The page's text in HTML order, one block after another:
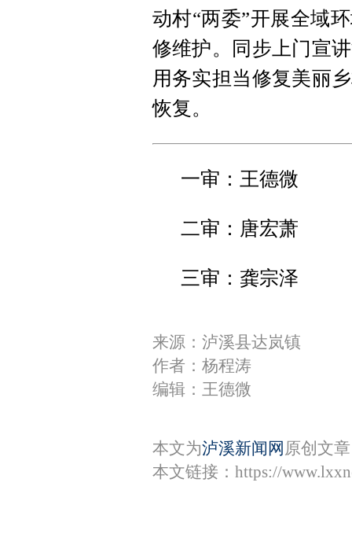
动村“两委”开展全域
修维护。同步上门宣
用务实担当修复美丽
恢复。
一审：王德微
二审：唐宏萧
三审：龚宗泽
来源：泸溪县达岚镇
作者：杨程涛
编辑：王德微
本文为泸溪新闻网 原创文
本文链接： https://